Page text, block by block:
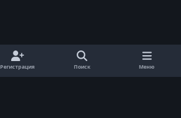
Регистрация Поиск Меню